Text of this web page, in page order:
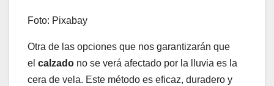
Foto: Pixabay
Otra de las opciones que nos garantizarán que
el calzado no se verá afectado por la lluvia es la
cera de vela. Este método es eficaz, duradero y